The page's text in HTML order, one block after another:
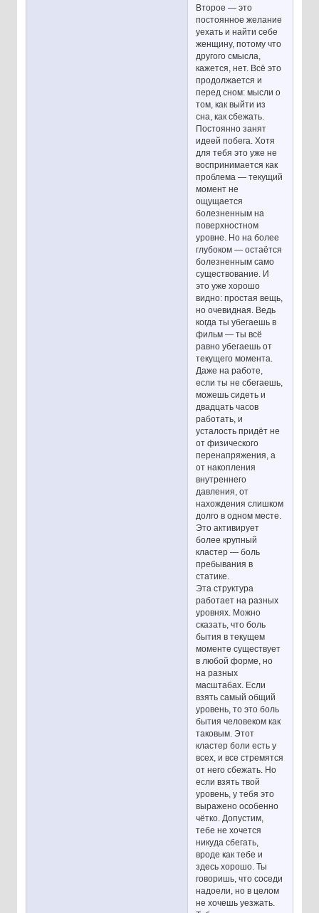
Второе — это
постоянное желание
уехать и найти себе
женщину, потому что
другого смысла,
кажется, нет. Всё это
продолжается и
перед сном: мысли о
том, как выйти из
сна, как сбежать.
Постоянно занят
идеей побега. Хотя
для тебя это уже не
воспринимается как
проблема — текущий
момент не
ощущается
болезненным на
поверхностном
уровне. Но на более
глубоком — остаётся
болезненным само
существование. И
это уже хорошо
видно: простая вещь,
но очевидная. Ведь
когда ты убегаешь в
фильм — ты всё
равно убегаешь от
текущего момента.
Даже на работе,
если ты не сбегаешь,
можешь сидеть и
двадцать часов
работать, и
усталость придёт не
от физического
перенапряжения, а
от накопления
внутреннего
давления, от
нахождения слишком
долго в одном месте.
Это активирует
более крупный
кластер — боль
пребывания в
статике.
Эта структура
работает на разных
уровнях. Можно
сказать, что боль
бытия в текущем
моменте существует
в любой форме, но
на разных
масштабах. Если
взять самый общий
уровень, то это боль
бытия человеком как
таковым. Этот
кластер боли есть у
всех, и все стремятся
от него сбежать. Но
если взять твой
уровень, у тебя это
выражено особенно
чётко. Допустим,
тебе не хочется
никуда сбегать,
вроде как тебе и
здесь хорошо. Ты
говоришь, что соседи
надоели, но в целом
не хочешь уезжать.